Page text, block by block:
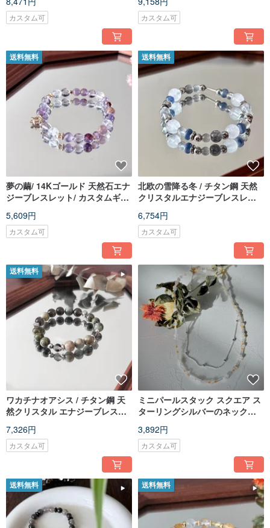
カスタム可 カスタム可
送料無料
夢の繭/ 14Kゴールド 天然石エナ
ジーブレスレット/ カスタムギフ
5,609円
カスタム可
送料無料
北欧の雪降る冬 / チタン鋼 天然
クリスタルエナジーブレスレッ
6,754円
カスタム可
送料無料
ワカチナオアシス / チタン鋼 天
然クリスタル エナジーブレスレ
7,326円
カスタム可
ミニパールスタック スクエア ス
ターリングシルバーのネックレ
ハンドメイドネックレス
3,892円
カスタム可
送料無料 送料無料